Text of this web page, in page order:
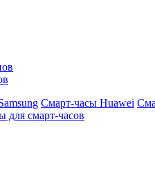
Смарт-часы Huawei
для смарт-часов